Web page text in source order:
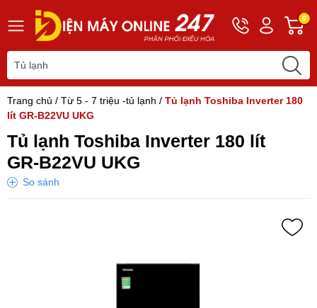
Hotline
0243
Tài
khoản
Khách
0
Trang chủ / Từ 5 - 7 triệu -tủ lạnh / Tủ lạnh Toshiba Inverter 180
lít GR-B22VU UKG
Tủ lạnh Toshiba Inverter 180 lít
GR-B22VU UKG
So sánh